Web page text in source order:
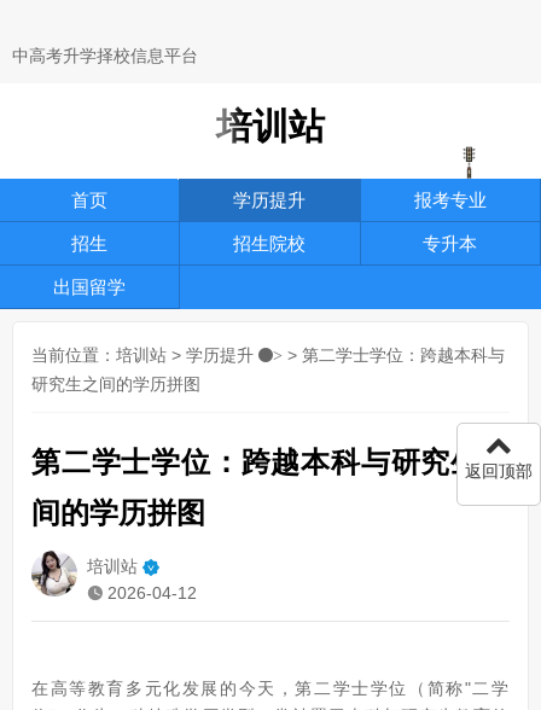
中高考升学择校信息平台
培训站
首页 学历提升 报考专业
招生 招生院校 专升本
出国留学
当前位置： 培训站 > 学历提升 > > 第二学士学位：跨越本科与
研究生之间的学历拼图
第二学士学位：跨越本科与研究生之
间的学历拼图
培训站
2026-04-12
在高等教育多元化发展的今天，第二学士学位（简称"二学
返回顶部